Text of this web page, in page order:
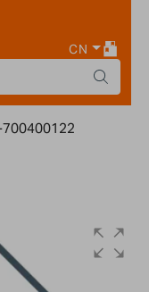
CN
700400122